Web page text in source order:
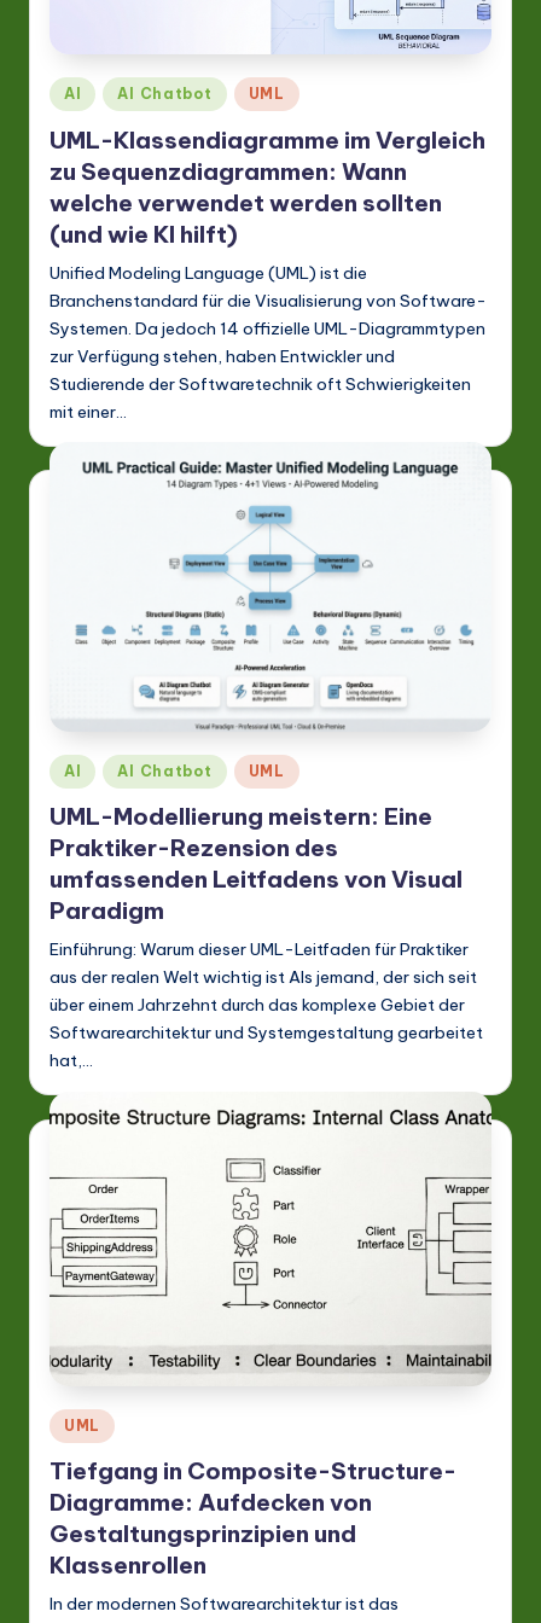
r
m
a
n
-
L
a
t
e
s
t
o
ft
w
a
r
e
In
n
o
v
a
n
Posted
in
AI AI Chatbot UML
UML-Klassendiagramme im Vergleich
zu Sequenzdiagrammen: Wann
welche verwendet werden sollten
(und wie KI hilft)
Unified Modeling Language (UML) ist die
Branchenstandard für die Visualisierung von Software-
Systemen. Da jedoch 14 offizielle UML-Diagrammtypen
zur Verfügung stehen, haben Entwickler und
Studierende der Softwaretechnik oft Schwierigkeiten
mit einer…
Posted
in
AI AI Chatbot UML
UML-Modellierung meistern: Eine
Praktiker-Rezension des
umfassenden Leitfadens von Visual
Paradigm
Einführung: Warum dieser UML-Leitfaden für Praktiker
aus der realen Welt wichtig ist Als jemand, der sich seit
über einem Jahrzehnt durch das komplexe Gebiet der
Softwarearchitektur und Systemgestaltung gearbeitet
hat,…
Posted
in
UML
Tiefgang in Composite-Structure-
Diagramme: Aufdecken von
Gestaltungsprinzipien und
Klassenrollen
In der modernen Softwarearchitektur ist das